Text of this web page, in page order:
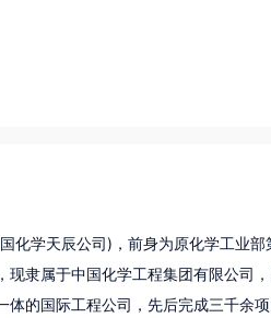
化学天辰公司)，前身为原化学工业
隶属于中国化学工程集团有限公司
体的国际工程公司，先后完成三千余